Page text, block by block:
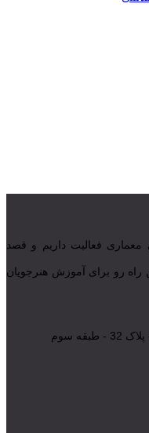
معماری فعالیت داریم و قصد
راه رو برای آموزش هنرجویان